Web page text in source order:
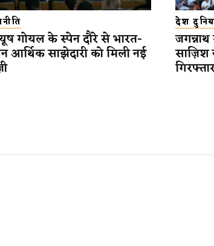
गोयल के स्पेन दौरे से भारत-
आर्थिक साझेदारी को मिली नई
देश
साज़िश